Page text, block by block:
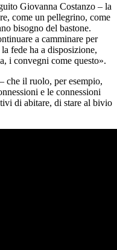
Giovanna Costanzo – la
come un pellegrino, come
bisogno del bastone.
a camminare per
fede ha a disposizione,
i convegni come questo».
che il ruolo, per esempio,
e le connessioni
di abitare, di stare al bivio